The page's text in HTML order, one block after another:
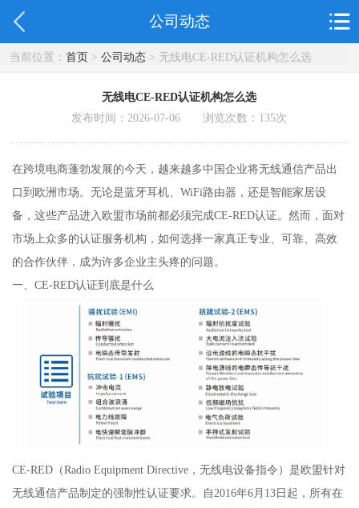
公司动态
当前位置： 首页> 公司动态> 无线电CE-RED认证机构怎么选
无线电CE-RED认证机构怎么选
发布时间：2026-07-06 浏览次数： 135次
在跨境电商蓬勃发展的今天，越来越多中国企业将无线通信产品出
口到欧洲市场。无论是蓝牙耳机、WiFi路由器，还是智能家居设
备，这些产品进入欧盟市场前都必须完成CE-RED认证。然而，面对
市场上众多的认证服务机构，如何选择一家真正专业、可靠、高效
的合作伙伴，成为许多企业主头疼的问题。
一、CE-RED认证到底是什么
CE-RED（Radio Equipment Directive，无线电设备指令）是欧盟针对
无线通信产品制定的强制性认证要求。自2016年6月13日起，所有在